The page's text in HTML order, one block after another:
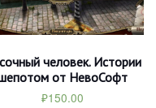
человек. Истории
от НевоСофт
₽150.00